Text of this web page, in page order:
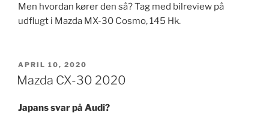
Men hvordan kører den så? Tag med bilreview på
udflugt i Mazda MX-30 Cosmo, 145 Hk.
UDGIVET
DEN
APRIL 10, 2020
Mazda CX-30 2020
Japans svar på Audi?